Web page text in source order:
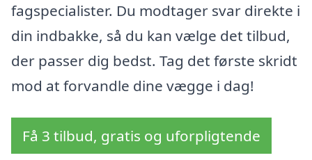
fagspecialister. Du modtager svar direkte i
din indbakke, så du kan vælge det tilbud,
der passer dig bedst. Tag det første skridt
mod at forvandle dine vægge i dag!
Få 3 tilbud, gratis og uforpligtende